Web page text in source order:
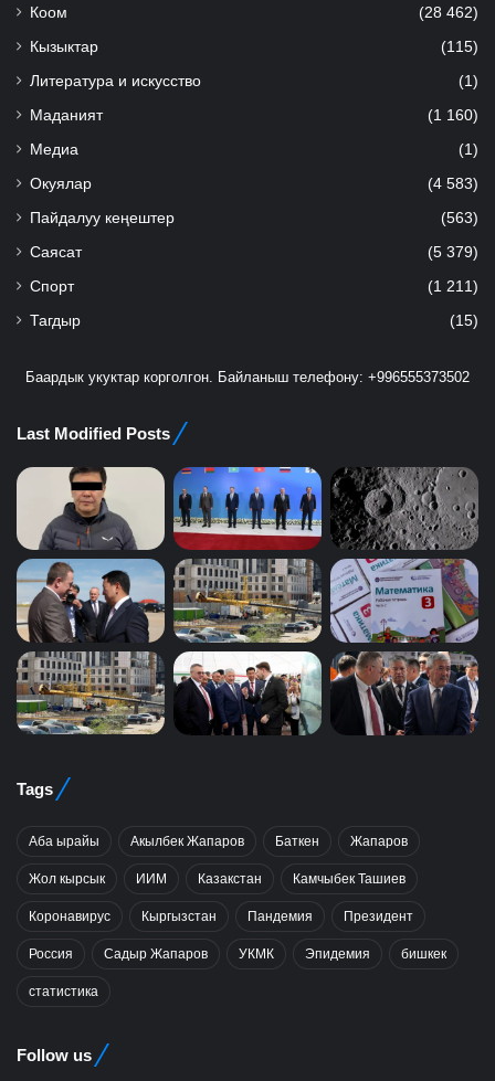
Коом (28 462)
Кызыктар (115)
Литература и искусство (1)
Маданият (1 160)
Медиа (1)
Окуялар (4 583)
Пайдалуу кеңештер (563)
Саясат (5 379)
Спорт (1 211)
Тагдыр (15)
Баардык укуктар корголгон. Байланыш телефону: +996555373502
Last Modified Posts
Tags
Аба ырайы Акылбек Жапаров Баткен Жапаров
Жол кырсык ИИМ Казакстан Камчыбек Ташиев
Коронавирус Кыргызстан Пандемия Президент
Россия Садыр Жапаров УКМК Эпидемия бишкек
статистика
Follow us